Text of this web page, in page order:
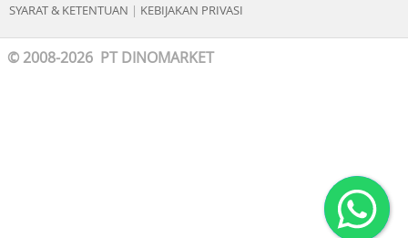
SYARAT & KETENTUAN | KEBIJAKAN PRIVASI
© 2008-2026 PT DINOMARKET